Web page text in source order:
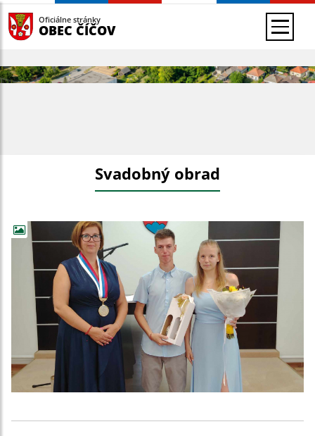
Oficiálne stránky
OBEC ČÍČOV
Svadobný obrad